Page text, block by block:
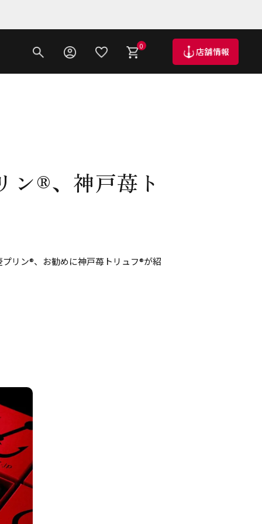
0 店舗情報
ン®、神戸苺ト
リン®、お勧めに神戸苺トリュフ®が紹